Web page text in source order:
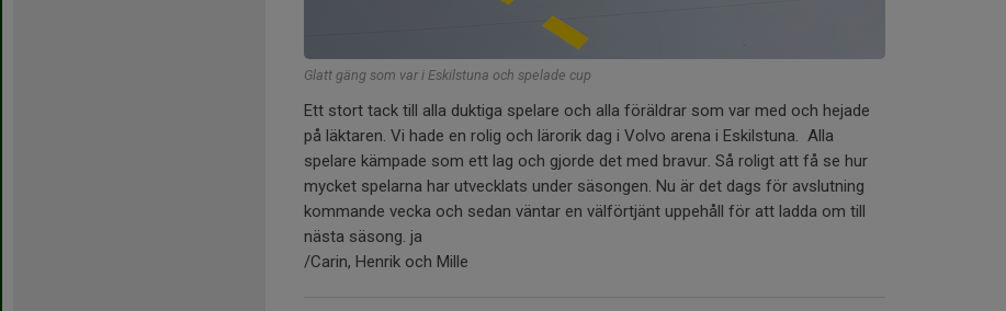
Glatt gäng som var i Eskilstuna och spelade cup
Ett stort tack till alla duktiga spelare och alla föräldrar som var med och hejade
på läktaren. Vi hade en rolig och lärorik dag i Volvo arena i Eskilstuna. Alla
spelare kämpade som ett lag och gjorde det med bravur. Så roligt att få se hur
mycket spelarna har utvecklats under säsongen. Nu är det dags för avslutning
kommande vecka och sedan väntar en välförtjänt uppehåll för att ladda om till
nästa säsong. ja
/Carin, Henrik och Mille